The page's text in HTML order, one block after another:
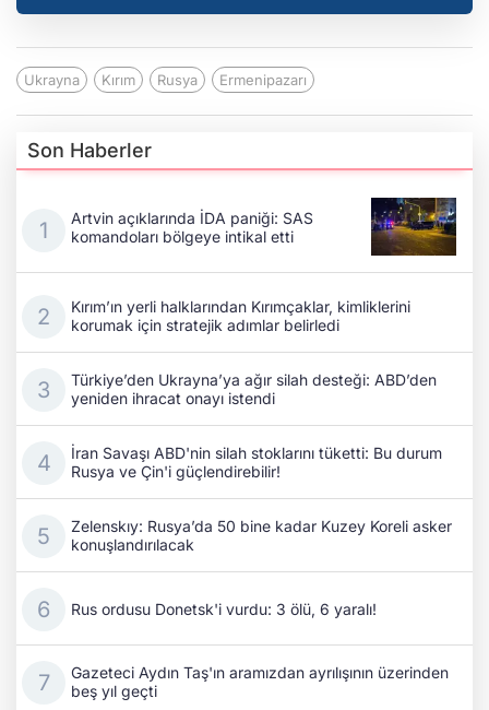
Ukrayna Kırım Rusya Ermenipazarı
Son Haberler
Artvin açıklarında İDA paniği: SAS
komandoları bölgeye intikal etti
Kırım’ın yerli halklarından Kırımçaklar, kimliklerini
korumak için stratejik adımlar belirledi
Türkiye’den Ukrayna’ya ağır silah desteği: ABD’den
yeniden ihracat onayı istendi
İran Savaşı ABD'nin silah stoklarını tüketti: Bu durum
Rusya ve Çin'i güçlendirebilir!
Zelenskıy: Rusya’da 50 bine kadar Kuzey Koreli asker
konuşlandırılacak
Rus ordusu Donetsk'i vurdu: 3 ölü, 6 yaralı!
Gazeteci Aydın Taş'ın aramızdan ayrılışının üzerinden
beş yıl geçti